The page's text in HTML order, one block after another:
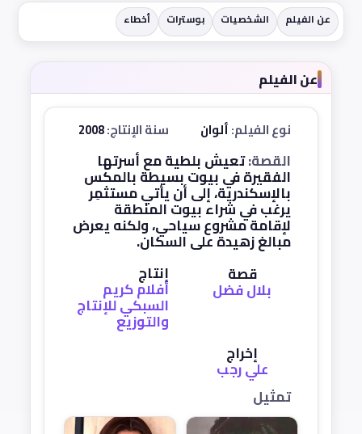
عن الفيلم الشخصيات بوسترات أخطاء
عن الفيلم
نوع الفيلم:ألوان سنة الإنتاج:
القصة:تعيش بلطية مع أسرتها
الفقيرة في بيوت بسيطة بالمكس
بالإسكندرية، إلى أن يأتي مستثمِر
يرغب في شراء بيوت المنطقة
لإقامة مشروع سياحي، ولكنه يعرض
مبالغ زهيدة على السكان.
قصة
بلال فضل
إنتاج
أفلام كريم
السبكي للإنتاج
والتوزيع
إخراج
علي رجب
تمثيل